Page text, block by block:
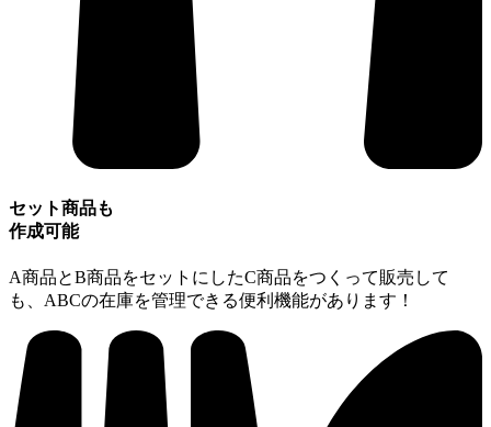
セット商品も
作成可能
A商品とB商品をセットにしたC商品をつくって販売して
も、ABCの在庫を管理できる便利機能があります！